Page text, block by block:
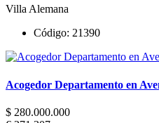
Villa Alemana
Código: 21390
Acogedor Departamento en
$ 280.000.000